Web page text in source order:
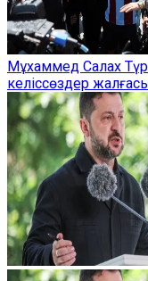
Мұхаммед Салах
келіссөздер